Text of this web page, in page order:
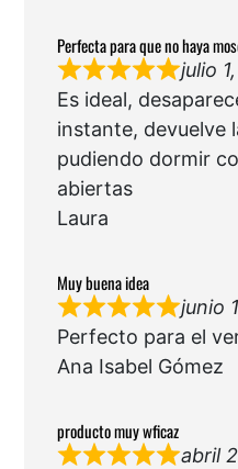
Perfecta para que no haya
julio
Es ideal,
instante, devuelve
pudiendo dormir
abiertas
Laura
Muy buena idea
junio
Perfecto para el
Ana Isabel Gómez
producto muy wficaz
abril